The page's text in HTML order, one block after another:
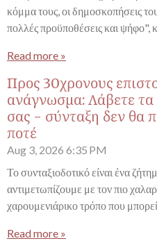
κόμμα τους, οι δημοσκοπήσεις
πολλές προϋποθέσεις και ψήφο",
Read more »
Προς 30χρονους
ανάγνωσμα: Λάβετε τα
σας - σύνταξη δεν θα
ποτέ
Aug 3, 2026 6:35 PM
Το συνταξιοδοτικό είναι ένα
αντιμετωπίζουμε με τον πιο
χαρουμενιάρικο τρόπο που
Read more »